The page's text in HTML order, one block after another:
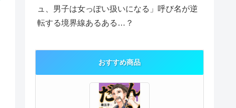
ュ、男子は女っぽい扱いになる」呼び名が逆
転する境界線あるある…？
おすすめ商品